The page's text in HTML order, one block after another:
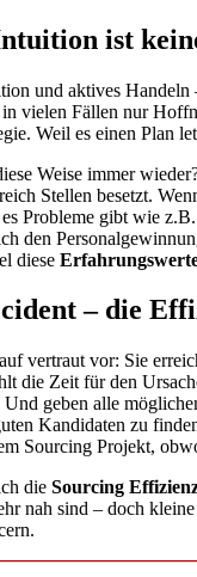
ist
und aktives
in vielen Fällen nur
Weil es einen Plan
Weise immer
Stellen besetzt.
Probleme gibt wie
den
diese
– die
vertraut vor: Sie
die Zeit für den
geben alle
Kandidaten zu
Sourcing Projekt,
die Sourcing
nah sind – doch